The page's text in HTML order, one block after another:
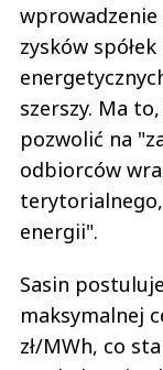
wprowadzenie
zysków
szerszy. Ma
pozwolić na
odbiorców
energii".
Sasin
maksymalnej
zł/MWh, co